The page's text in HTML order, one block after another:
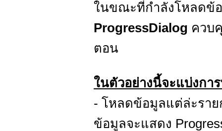
ในขณะที่กำลังโหลดข้
ProgressDialog ควบ
ตอน
ในตัวอย่างนี้จะแบ่งกา
- โหลดข้อมูลแต่ล่ะรา
ข้อมูลจะแสดง